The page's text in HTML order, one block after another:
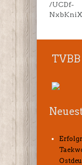
/UCDf-
TVBB